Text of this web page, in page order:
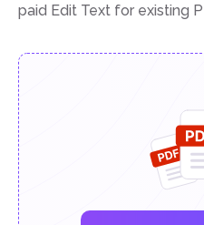
paid Edit Text for existing